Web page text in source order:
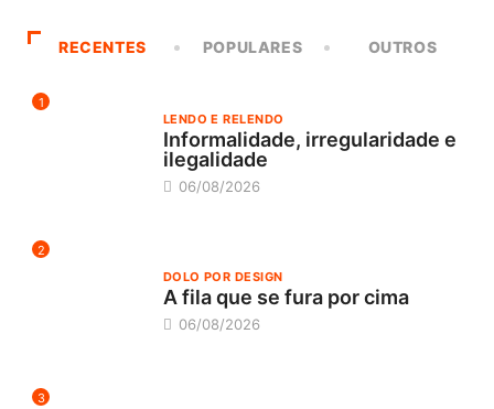
RECENTES POPULARES OUTROS
1
LENDO E RELENDO
Informalidade, irregularidade e
ilegalidade
06/08/2026
2
DOLO POR DESIGN
A fila que se fura por cima
06/08/2026
3